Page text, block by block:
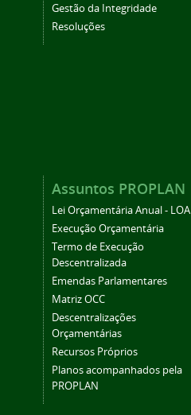
Gestão da Integridade
Resoluções
Assuntos PROPLAN
Lei Orçamentária Anual - LOA
Execução Orçamentária
Termo de Execução
Descentralizada
Emendas Parlamentares
Matriz OCC
Descentralizações
Orçamentárias
Recursos Próprios
Planos acompanhados pela
PROPLAN